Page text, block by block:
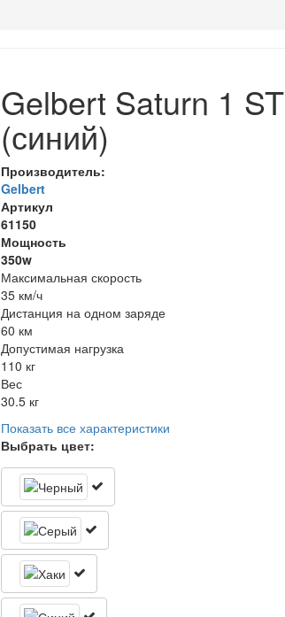
Gelbert Saturn 1 ST
(синий)
Производитель:
Gelbert
Артикул
61150
Мощность
350w
Максимальная скорость
35 км/ч
Дистанция на одном заряде
60 км
Допустимая нагрузка
110 кг
Вес
30.5 кг
Показать все характеристики
Выбрать цвет: